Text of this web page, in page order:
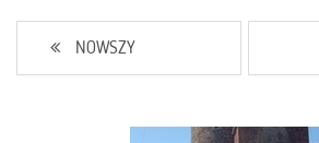
NOWSZY